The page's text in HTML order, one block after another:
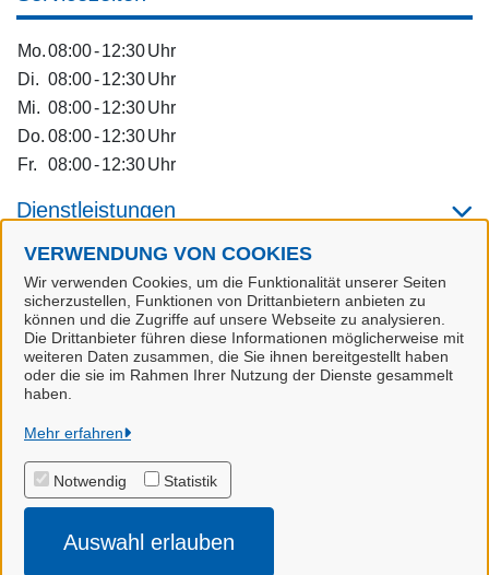
VERWENDUNG VON COOKIES
Wir verwenden Cookies, um die Funktionalität unserer Seiten
sicherzustellen, Funktionen von Drittanbietern anbieten zu
können und die Zugriffe auf unsere Webseite zu analysieren.
Die Drittanbieter führen diese Informationen möglicherweise mit
weiteren Daten zusammen, die Sie ihnen bereitgestellt haben
oder die sie im Rahmen Ihrer Nutzung der Dienste gesammelt
haben.
Mehr erfahren
Notwendig Statistik
Auswahl erlauben
Mo.08:00-12:30Uhr
Di. 08:00-12:30Uhr
Mi. 08:00-12:30Uhr
Do. 08:00-12:30Uhr
Fr.
08:00-12:30Uhr
Dienstleistungen
Alle zugeordneten Einrichtungen
Samtgemeinde Spelle
Alle Rechte vorbehalten